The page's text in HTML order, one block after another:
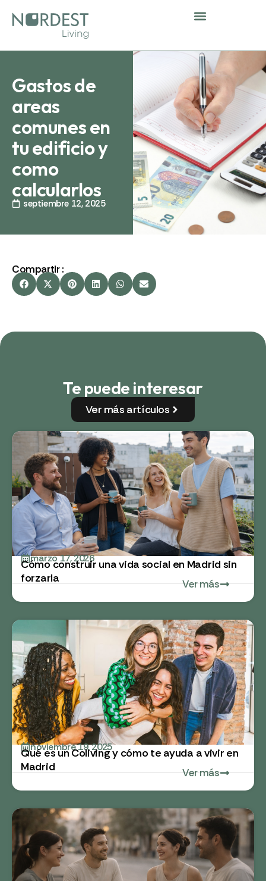
Gastos de
areas
comunes en
tu edificio y
como
calcularlos
septiembre 12, 2025
Compartir :
Te puede interesar
Ver más artículos
marzo 17, 2026
Cómo construir una vida social en Madrid sin
forzarla
Ver más
noviembre 19, 2025
Qué es un Coliving y cómo te ayuda a vivir en
Madrid
Ver más